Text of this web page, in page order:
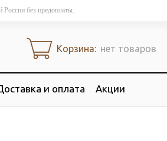
России без предоплаты.
Корзина: нет товаров
и оплата Акции